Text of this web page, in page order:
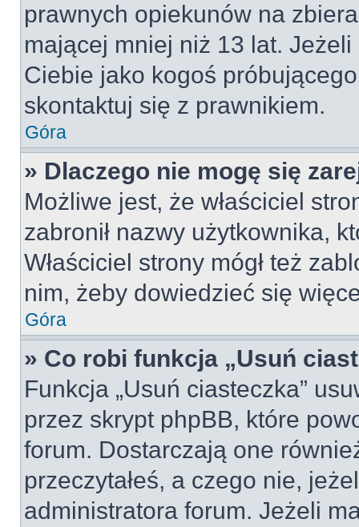
prawnych opiekunów na
mającej mniej niż 13 lat.
Ciebie jako kogoś
skontaktuj się z prawnikiem.
Góra
» Dlaczego nie mogę się
Możliwe jest, że właściciel
zabronił nazwy użytkownika,
Właściciel strony mógł też
nim, żeby dowiedzieć się
Góra
» Co robi funkcja „Usuń
Funkcja „Usuń ciasteczka”
przez skrypt phpBB, które
forum. Dostarczają one
przeczytałeś, a czego nie,
administratora forum. Jeżeli